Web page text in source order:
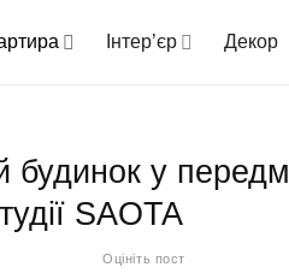
Інтер’єр Декор
у
SAOTA
Оцініть пост